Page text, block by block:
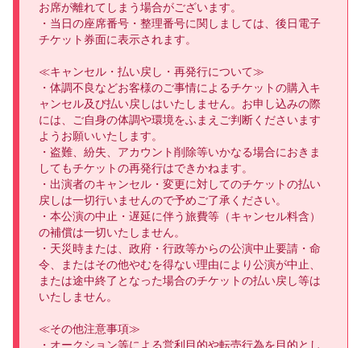
お席が離れてしまう場合がございます。
・当日の座席番号・整理番号に関しましては、後日電子
チケット券面に表示されます。
≪キャンセル・払い戻し・再発行について≫
・体調不良などお客様のご事情によるチケットの購入キ
ャンセル及び払い戻しはいたしません。お申し込みの際
には、ご自身の体調や環境をふまえご判断くださいます
ようお願いいたします。
・盗難、紛失、アカウント削除等いかなる場合におきま
してもチケットの再発行はできかねます。
・出演者のキャンセル・変更に対してのチケットの払い
戻しは一切行いませんので予めご了承ください。
・本公演の中止・遅延に伴う旅費等（キャンセル料含）
の補償は一切いたしません。
・天災時または、政府・行政等からの公演中止要請・命
令、またはその他やむを得ない理由により公演が中止、
または途中終了となった場合のチケットの払い戻し等は
いたしません。
≪その他注意事項≫
・オークション等による営利目的や転売行為を目的とし